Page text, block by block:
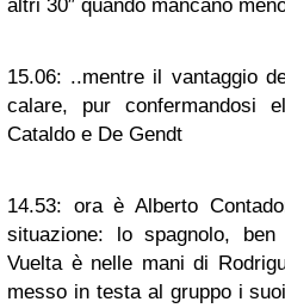
altri 30″ quando mancano
15.06: ..mentre il vantaggio
calare, pur confermandosi
Cataldo e De Gendt
14.53: ora è Alberto
situazione: lo spagnolo,
Vuelta è nelle mani di
messo in testa al gruppo i